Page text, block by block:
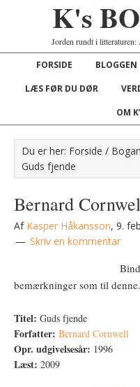
K's
Jorden rundt i litteraturen:
FORSIDE BLOGGEN
LÆS FØR DU DØR
OM
Du er her: Forside /
Guds fjende
Bernard
Af Kasper Håkansson, 9.
Skriv en kommentar
bemærkninger som til denne.
Titel: Guds fjende
Forfatter: Bernard Cornwell
Opr. udgivelsesår: 1996
Læst: 2009